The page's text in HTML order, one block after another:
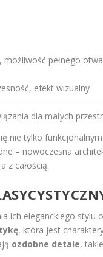
możliwość pełnego
efekt wizualny
dla małych
nie tylko
– nowoczesna
z całością.
ich eleganckiego stylu
, która jest
ozdobne detale,